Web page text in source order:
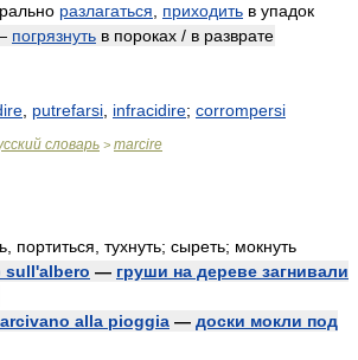
разлагаться приходить в упадок
погрязнуть в пороках / в разврате
putrefarsi infracidire; corrompersi
словарь > marcire
портиться, тухнуть; сыреть; мокнуть
sull'albero — груши на дереве загнивали
alla pioggia — доски мокли под